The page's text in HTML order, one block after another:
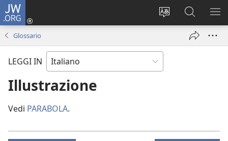
JW.ORG
Modificare
Accedi
(apre
finestra)
Cerca
in
JW.ORG
Glossario
LEGGI IN
Illustrazione
Vedi PARABOLA.